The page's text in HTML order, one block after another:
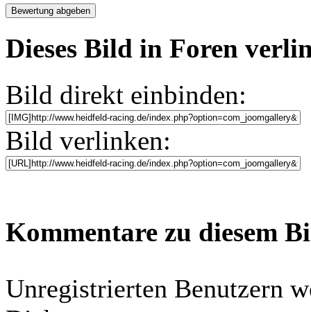
Dieses Bild in Foren
Bild direkt einbinden:
Bild verlinken:
Kommentare zu diesem
Unregistrierten Benutzern